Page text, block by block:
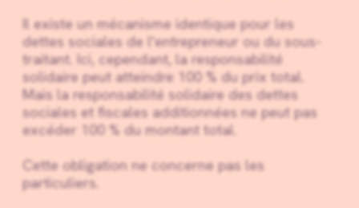
Il existe un mécanisme identique pour les
dettes sociales de l'entrepreneur ou du sous-
traitant. Ici, cependant, la responsabilité
solidaire peut atteindre 100 % du prix total.
Mais la responsabilité solidaire des dettes
sociales et fiscales additionnées ne peut pas
excéder 100 % du montant total.
Cette obligation ne concerne pas les
particuliers.